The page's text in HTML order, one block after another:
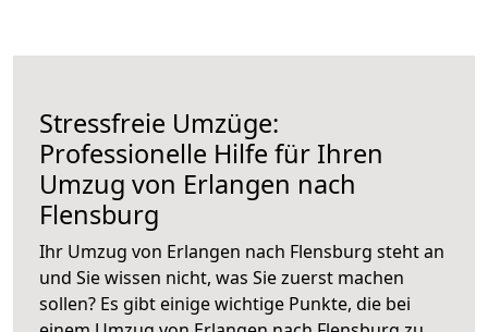
Stressfreie Umzüge:
Professionelle Hilfe für Ihren
Umzug von Erlangen nach
Flensburg
Ihr Umzug von Erlangen nach Flensburg steht an
und Sie wissen nicht, was Sie zuerst machen
sollen? Es gibt einige wichtige Punkte, die bei